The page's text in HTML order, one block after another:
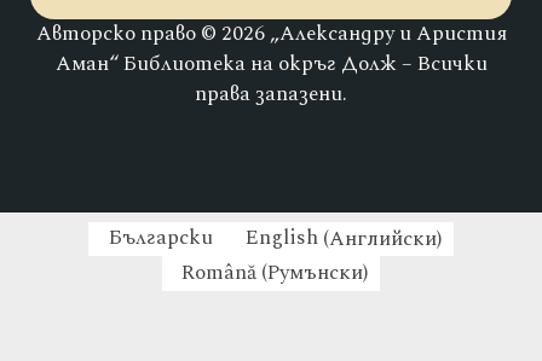
Авторско право © 2026 „Александру и Аристия
Аман“ Библиотека на окръг Долж – Всички
права запазени.
Български English(Английски)
Română(Румънски)